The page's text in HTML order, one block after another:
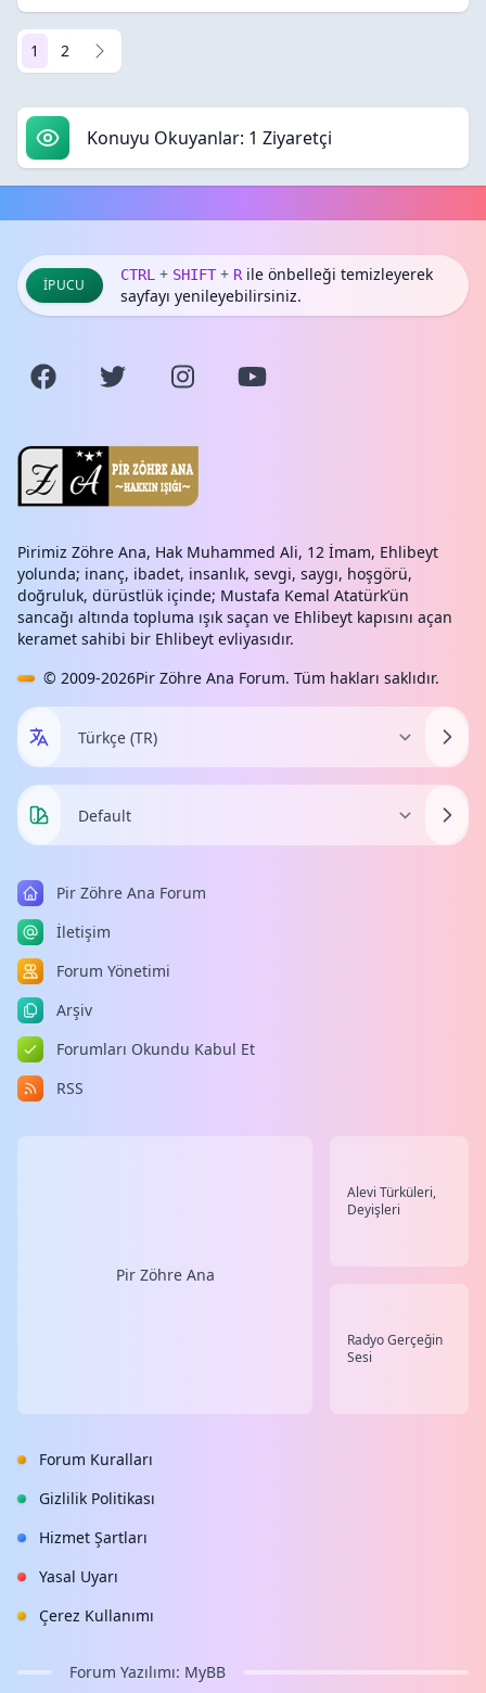
1 2
Konuyu Okuyanlar: 1 Ziyaretçi
İPUCU
CTRL + SHIFT + Rile önbelleği temizleyerek
sayfayı yenileyebilirsiniz.
Pirimiz Zöhre Ana, Hak Muhammed Ali, 12 İmam, Ehlibeyt
yolunda; inanç, ibadet, insanlık, sevgi, saygı, hoşgörü,
doğruluk, dürüstlük içinde; Mustafa Kemal Atatürk’ün
sancağı altında topluma ışık saçan ve Ehlibeyt kapısını açan
keramet sahibi bir Ehlibeyt evliyasıdır.
© 2009-2026Pir Zöhre Ana Forum. Tüm hakları saklıdır.
Pir Zöhre Ana Forum
İletişim
Forum Yönetimi
Arşiv
Forumları Okundu Kabul Et
RSS
Pir Zöhre Ana
Alevi Türküleri,
Deyişleri
Radyo Gerçeğin
Sesi
Forum Kuralları
Gizlilik Politikası
Hizmet Şartları
Yasal Uyarı
Çerez Kullanımı
Forum Yazılımı: MyBB